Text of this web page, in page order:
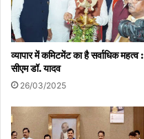
व्यापार में कमिटमेंट का है सर्वाधिक महत्व :
सीएम डॉ. यादव
26/03/2025